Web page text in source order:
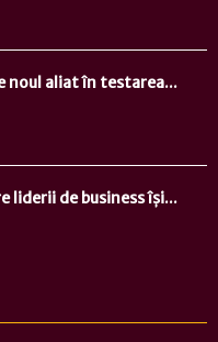
noul aliat în testarea...
liderii de business își...